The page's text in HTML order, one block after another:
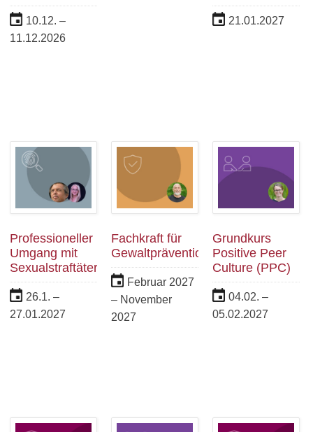
10.12. –
11.12.2026
21.01.2027
Professioneller
Umgang mit
Sexualstraftätern
26.1. –
27.01.2027
Fachkraft für
Gewaltprävention
Februar 2027
– November
2027
Grundkurs
Positive Peer
Culture (PPC)
04.02. –
05.02.2027